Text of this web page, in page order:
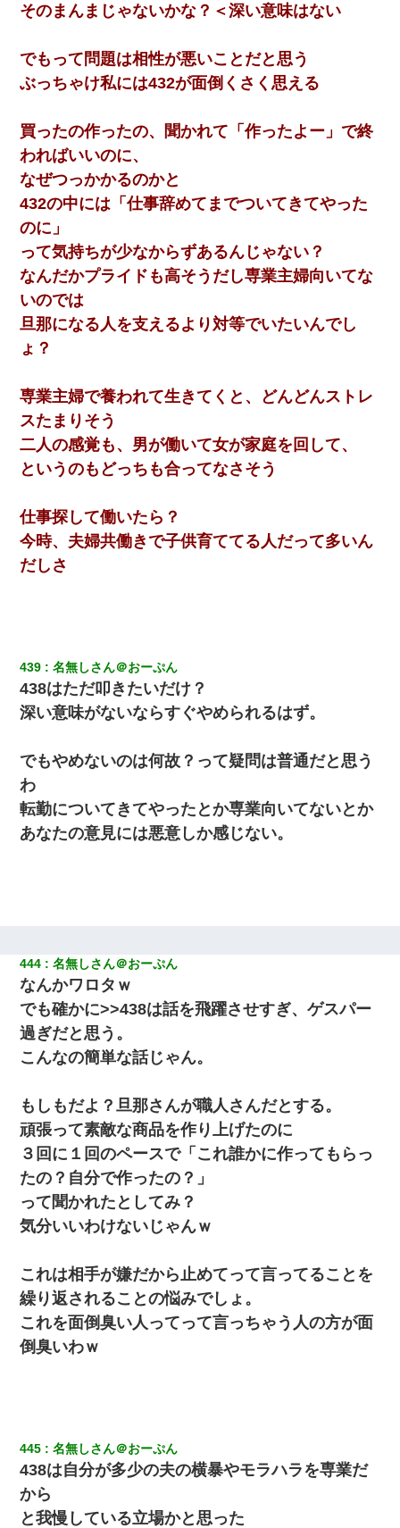
そのまんまじゃないかな？＜深い意味はない
でもって問題は相性が悪いことだと思う
ぶっちゃけ私には432が面倒くさく思える
買ったの作ったの、聞かれて「作ったよー」で終
わればいいのに、
なぜつっかかるのかと
432の中には「仕事辞めてまでついてきてやった
のに」
って気持ちが少なからずあるんじゃない？
なんだかプライドも高そうだし専業主婦向いてな
いのでは
旦那になる人を支えるより対等でいたいんでし
ょ？
専業主婦で養われて生きてくと、どんどんストレ
スたまりそう
二人の感覚も、男が働いて女が家庭を回して、
というのもどっちも合ってなさそう
仕事探して働いたら？
今時、夫婦共働きで子供育ててる人だって多いん
だしさ
439 名無しさん＠おーぷん
438はただ叩きたいだけ？
深い意味がないならすぐやめられるはず。
でもやめないのは何故？って疑問は普通だと思う
わ
転勤についてきてやったとか専業向いてないとか
あなたの意見には悪意しか感じない。
444 名無しさん＠おーぷん
なんかワロタｗ
でも確かに>>438は話を飛躍させすぎ、ゲスパー
過ぎだと思う。
こんなの簡単な話じゃん。
もしもだよ？旦那さんが職人さんだとする。
頑張って素敵な商品を作り上げたのに
３回に１回のペースで「これ誰かに作ってもらっ
たの？自分で作ったの？」
って聞かれたとしてみ？
気分いいわけないじゃんｗ
これは相手が嫌だから止めてって言ってることを
繰り返されることの悩みでしょ。
これを面倒臭い人ってって言っちゃう人の方が面
倒臭いわｗ
445 名無しさん＠おーぷん
438は自分が多少の夫の横暴やモラハラを専業だ
から
と我慢している立場かと思った